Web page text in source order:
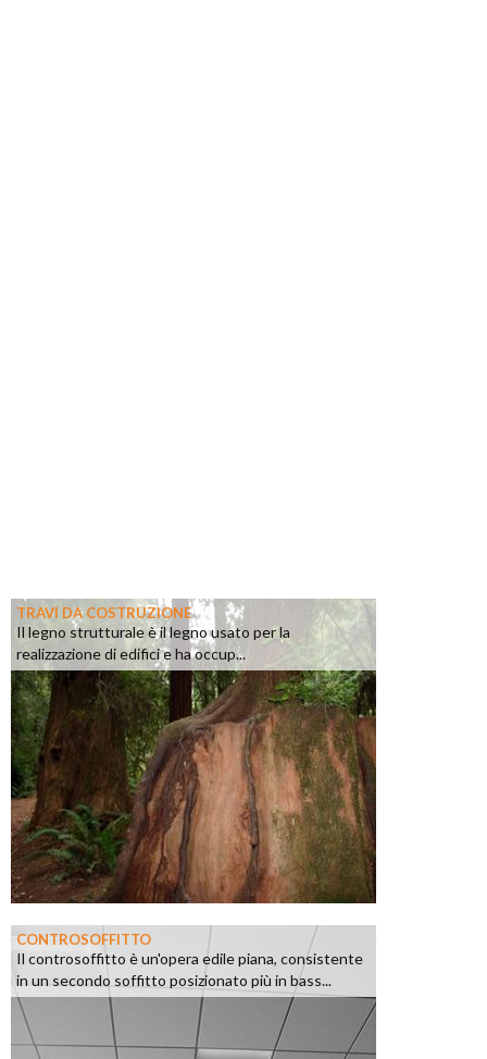
TRAVI DA COSTRUZIONE
Il legno strutturale è il legno usato per la
realizzazione di edifici e ha occup...
CONTROSOFFITTO
Il controsoffitto è un'opera edile piana, consistente
in un secondo soffitto posizionato più in bass...